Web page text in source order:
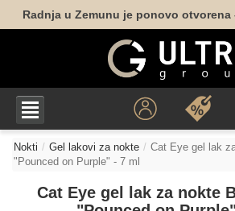
Radnja u Zemunu je ponovo
Nokti Gel lakovi za nokte
Cat Eye gel lak
"Pounced on Purple" - 7 ml
Cat Eye gel lak za nokte